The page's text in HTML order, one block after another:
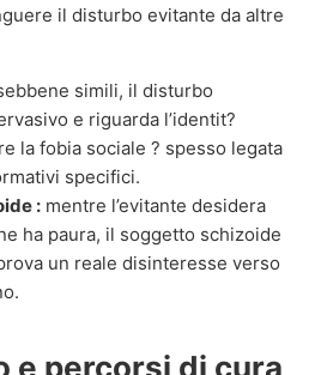
il disturbo evitante da altre
simili, il disturbo
e riguarda l’identit?
la fobia sociale ? spesso legata
specifici.
: mentre l’evitante desidera
ha paura, il soggetto schizoide
un reale disinteresse verso
e percorsi di cura